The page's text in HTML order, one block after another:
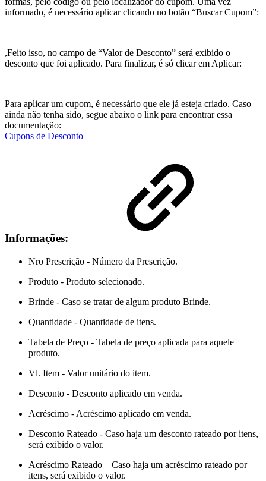
informado, é necessário aplicar clicando no botão “Buscar Cupom”:
,Feito isso, no campo de “Valor de Desconto” será exibido o
desconto que foi aplicado. Para finalizar, é só clicar em Aplicar:
Para aplicar um cupom, é necessário que ele já esteja criado. Caso
ainda não tenha sido, segue abaixo o link para encontrar essa
documentação:
Cupons de Desconto
Informações:
Nro Prescrição - Número da Prescrição.
Produto - Produto selecionado.
Brinde - Caso se tratar de algum produto Brinde.
Quantidade - Quantidade de itens.
Tabela de Preço - Tabela de preço aplicada para aquele
produto.
Vl. Item - Valor unitário do item.
Desconto - Desconto aplicado em venda.
Acréscimo - Acréscimo aplicado em venda.
Desconto Rateado - Caso haja um desconto rateado por itens,
será exibido o valor.
Acréscimo Rateado – Caso haja um acréscimo rateado por
itens, será exibido o valor.